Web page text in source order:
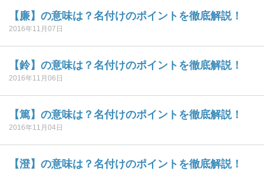
【廉】の意味は？名付けのポイントを徹底解説！
2016年11月07日
【鈴】の意味は？名付けのポイントを徹底解説！
2016年11月06日
【篤】の意味は？名付けのポイントを徹底解説！
2016年11月04日
【澄】の意味は？名付けのポイントを徹底解説！